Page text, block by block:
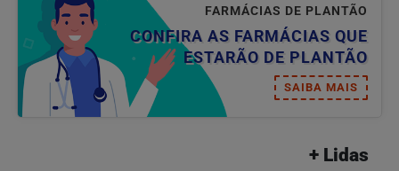
FARMÁCIAS DE PLANTÃO
CONFIRA AS FARMÁCIAS QUE
ESTARÃO DE PLANTÃO
SAIBA MAIS
+ Lidas